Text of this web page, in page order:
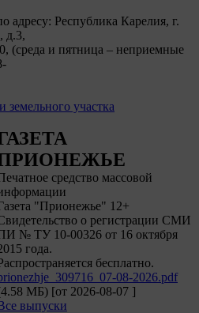
адресу: Республика Карелия, г.
д.3,
(среда и пятница – неприемные
земельного участка
средство массовой
"Прионежье" 12+
о регистрации СМИ
№ ТУ 10-00326 от 16 октября
года.
бесплатно.
08-2026.pdf
МБ) [от 2026-08-07 ]
выпуски